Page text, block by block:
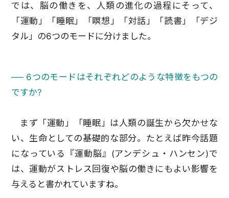
では、脳の働きを、人類の進化の過程にそって、
「運動」「睡眠」「瞑想」「対話」「読書」「デジ
タル」の6つのモードに分けました。
── 6つのモードはそれぞれどのような特徴をもつの
ですか?
まず「運動」「睡眠」は人類の誕生から欠かせな
い、生命としての基礎的な部分。たとえば昨今話題
になっている『運動脳』(アンデシュ・ハンセン)で
は、運動がストレス回復や脳の働きにもよい影響を
与えると書かれていますね。